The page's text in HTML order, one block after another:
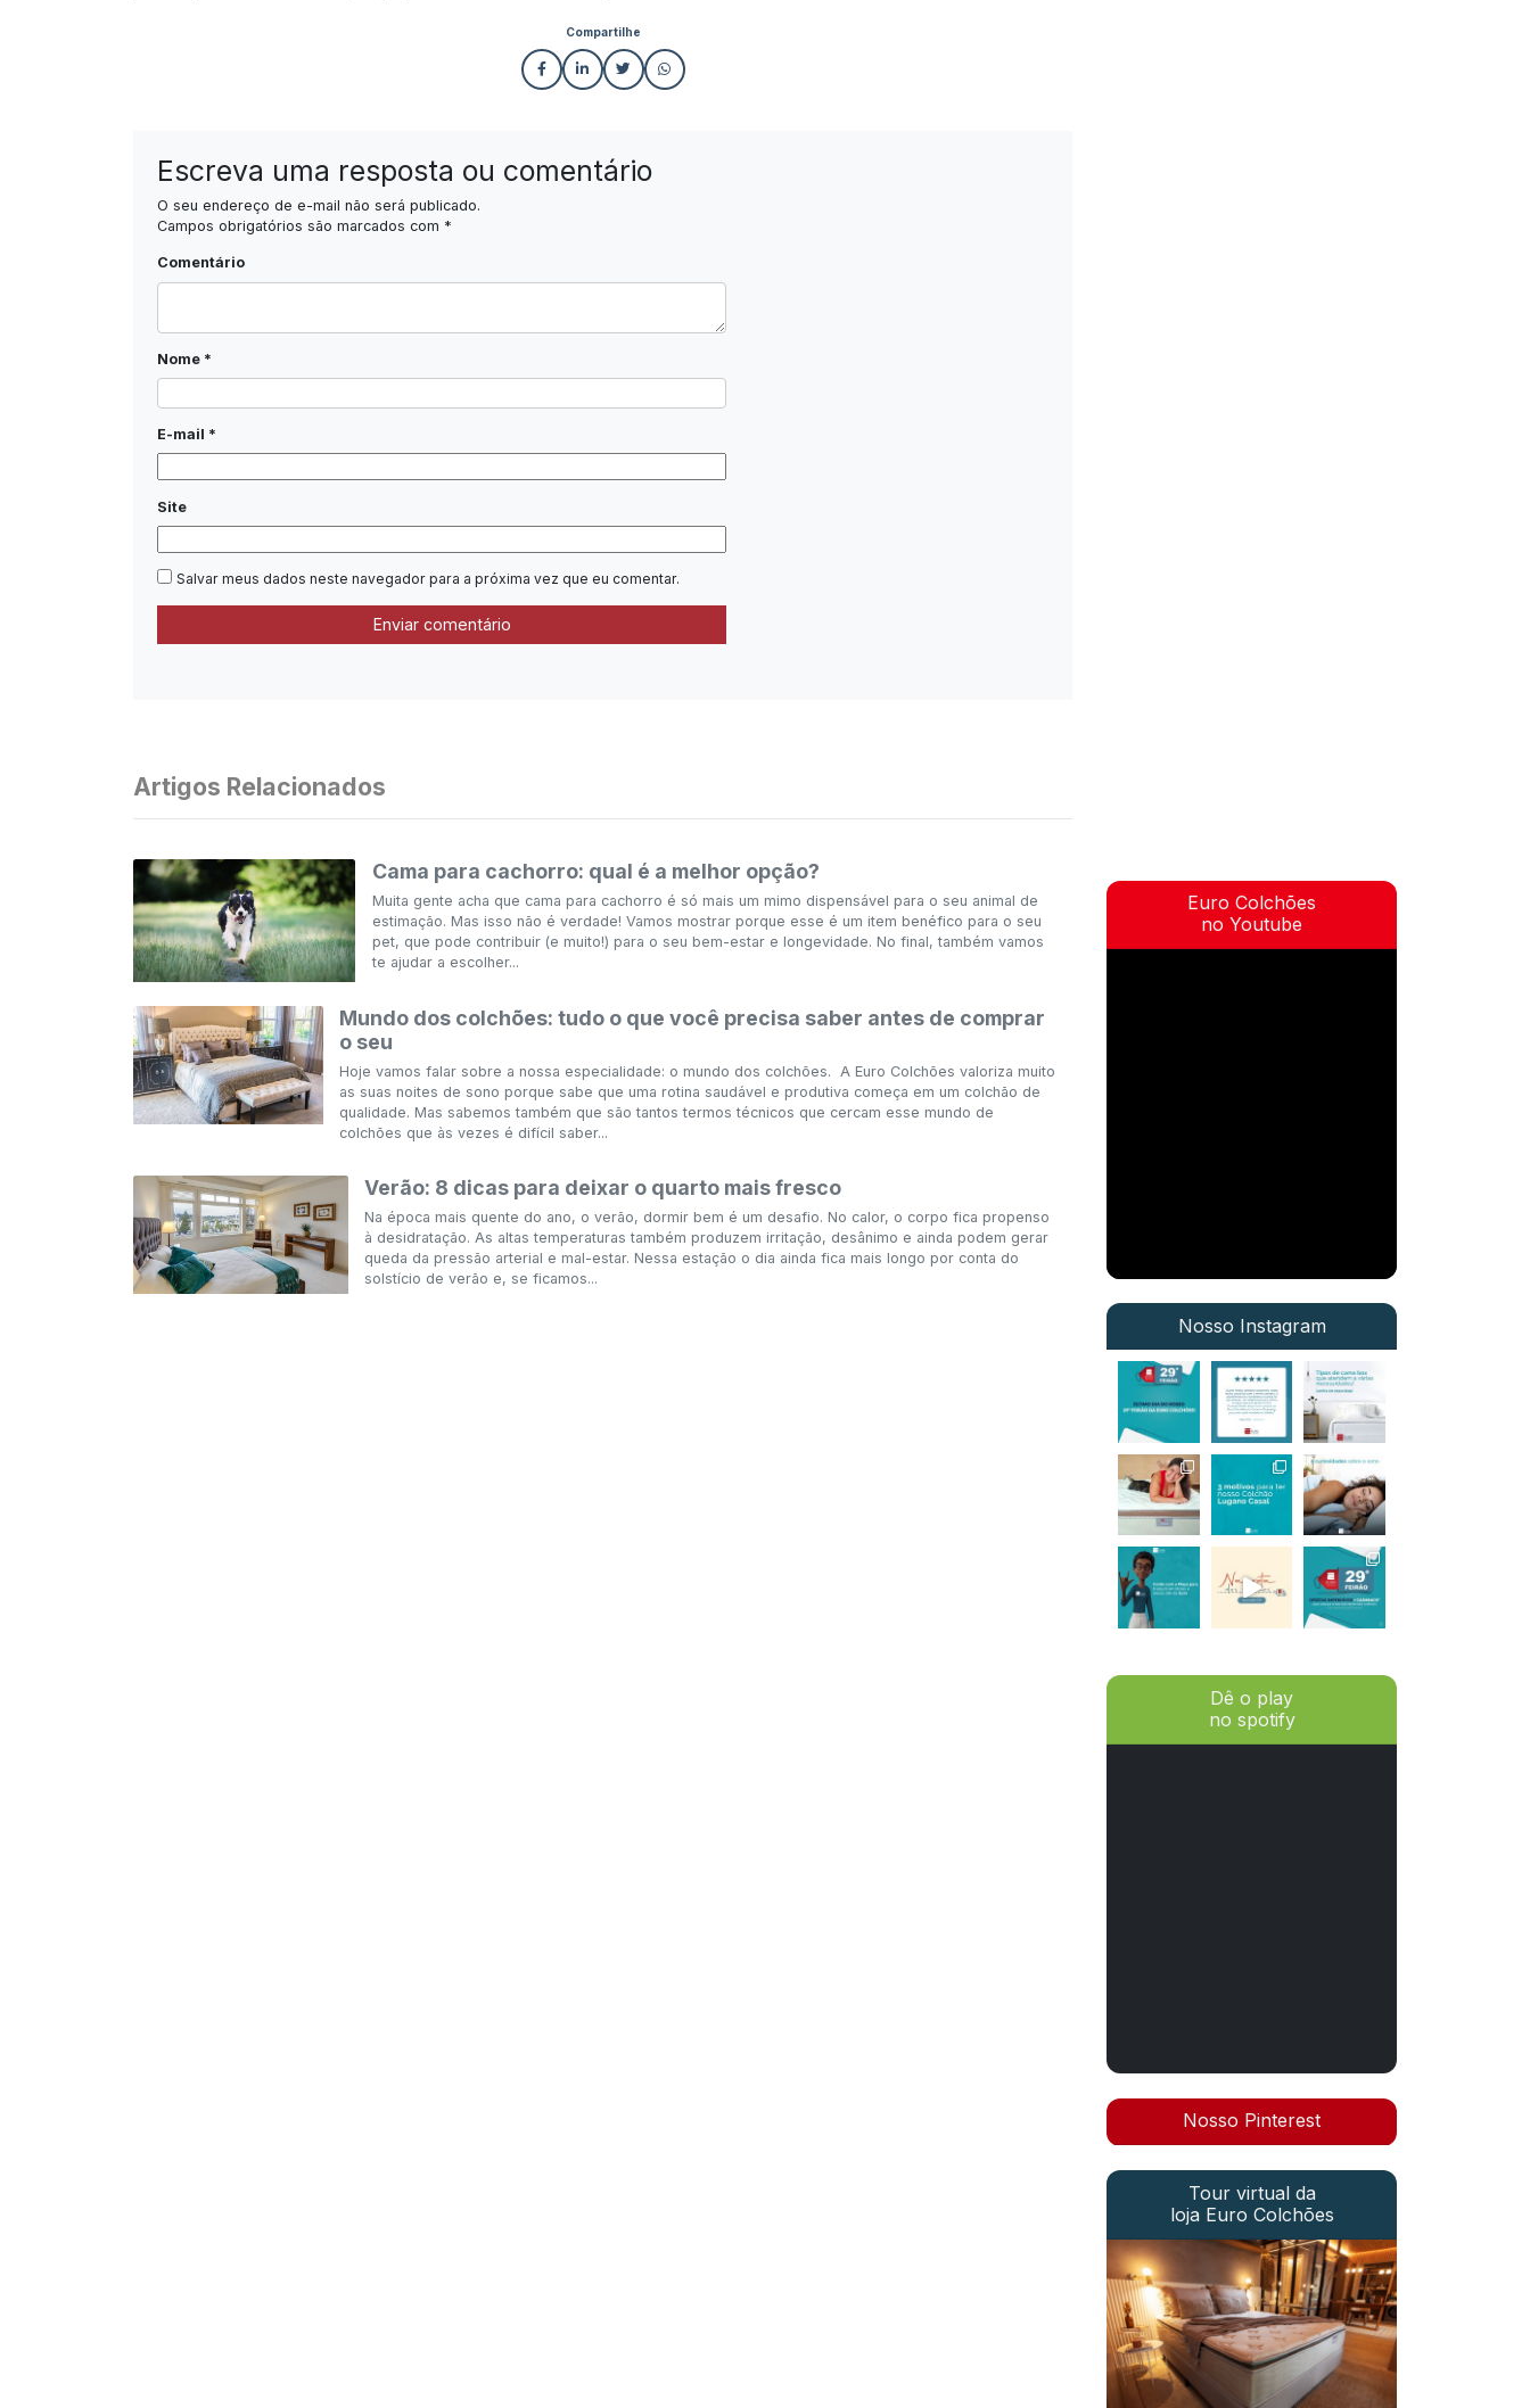
Compartilhe
Escreva uma resposta ou comentário
O seu endereço de e-mail não será publicado.
Campos obrigatórios são marcados com *
Comentário
Nome *
E-mail *
Site
Salvar meus dados neste navegador para a próxima vez que eu comentar.
Artigos Relacionados
Cama para cachorro: qual é a melhor opção?
Muita gente acha que cama para cachorro é só mais um mimo dispensável para o seu animal de
estimação. Mas isso não é verdade! Vamos mostrar porque esse é um item benéfico para o seu
pet, que pode contribuir (e muito!) para o seu bem-estar e longevidade. No final, também vamos
te ajudar a escolher...
Mundo dos colchões: tudo o que você precisa saber antes de comprar
o seu
Hoje vamos falar sobre a nossa especialidade: o mundo dos colchões. A Euro Colchões valoriza muito
as suas noites de sono porque sabe que uma rotina saudável e produtiva começa em um colchão de
qualidade. Mas sabemos também que são tantos termos técnicos que cercam esse mundo de
colchões que às vezes é difícil saber...
Verão: 8 dicas para deixar o quarto mais fresco
Na época mais quente do ano, o verão, dormir bem é um desafio. No calor, o corpo fica propenso
à desidratação. As altas temperaturas também produzem irritação, desânimo e ainda podem gerar
queda da pressão arterial e mal-estar. Nessa estação o dia ainda fica mais longo por conta do
solstício de verão e, se ficamos...
Euro Colchões
no Youtube
Nosso Instagram
Dê o play
no spotify
Nosso Pinterest
Tour virtual da
loja Euro Colchões